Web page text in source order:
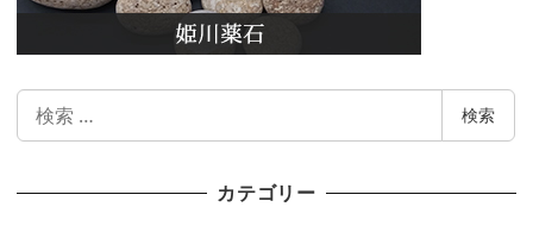
検
検索
カテゴリー